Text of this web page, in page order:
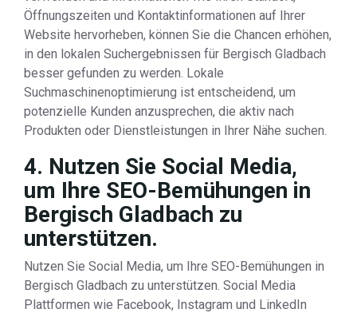
Öffnungszeiten und Kontaktinformationen auf Ihrer
Website hervorheben, können Sie die Chancen erhöhen,
in den lokalen Suchergebnissen für Bergisch Gladbach
besser gefunden zu werden. Lokale
Suchmaschinenoptimierung ist entscheidend, um
potenzielle Kunden anzusprechen, die aktiv nach
Produkten oder Dienstleistungen in Ihrer Nähe suchen.
4. Nutzen Sie Social Media,
um Ihre SEO-Bemühungen in
Bergisch Gladbach zu
unterstützen.
Nutzen Sie Social Media, um Ihre SEO-Bemühungen in
Bergisch Gladbach zu unterstützen. Social Media
Plattformen wie Facebook, Instagram und LinkedIn